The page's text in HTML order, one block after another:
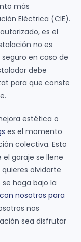
más
Eléctrica (CIE).
es el
no es
en caso de
debe
para que conste
estética o
es el momento
colectiva. Esto
garaje se llene
olvidarte
haga bajo la
nosotros para
nos
sea disfrutar